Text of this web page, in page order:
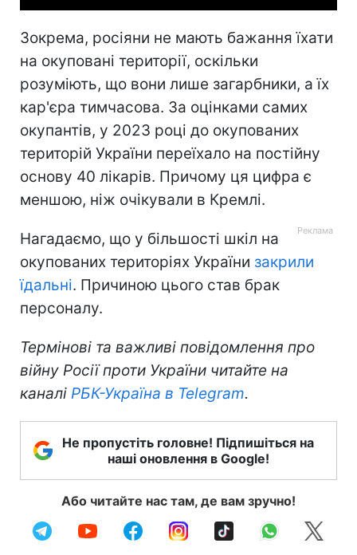
Зокрема, росіяни не мають бажання їхати
на окуповані території, оскільки
розуміють, що вони лише загарбники, а їх
кар'єра тимчасова. За оцінками самих
окупантів, у 2023 році до окупованих
територій України переїхало на постійну
основу 40 лікарів. Причому ця цифра є
меншою, ніж очікували в Кремлі.
Нагадаємо, що у більшості шкіл на
окупованих територіях України закрили
їдальні. Причиною цього став брак
персоналу.
Термінові та важливі повідомлення про
війну Росії проти України читайте на
каналі РБК-Україна в Telegram.
Не пропустіть головне! Підпишіться на
наші оновлення в Google!
Або читайте нас там, де вам зручно!